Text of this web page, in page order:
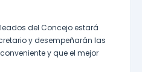
del Concejo estará
y desempeñarán las
y que el mejor